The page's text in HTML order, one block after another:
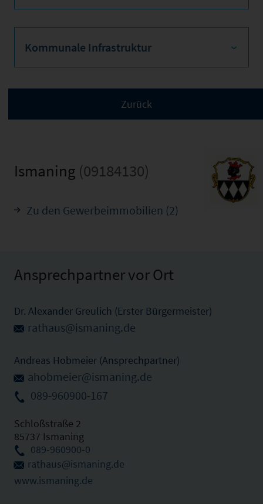
Kommunale Infrastruktur
Ismaning (09184130)
Zu den Gewerbeimmobilien (2)
Ansprechpartner vor Ort
Dr. Alexander Greulich (Erster Bürgermeister)
rathaus@ismaning.de
Andreas Hobmeier (Ansprechpartner)
ahobmeier@ismaning.de
089-960900-167
Schloßstraße 2
85737 Ismaning
089-960900-0
rathaus@ismaning.de
www.ismaning.de